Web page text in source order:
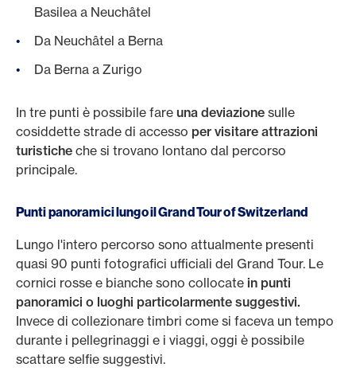
Basilea a Neuchâtel
Da Neuchâtel a Berna
Da Berna a Zurigo
In tre punti è possibile fare una deviazione sulle
cosiddette strade di accesso per visitare attrazioni
turistiche che si trovano lontano dal percorso
principale.
Punti panoramici lungo il Grand Tour of Switzerland
Lungo l'intero percorso sono attualmente presenti
quasi 90 punti fotografici ufficiali del Grand Tour. Le
cornici rosse e bianche sono collocate in punti
panoramici o luoghi particolarmente suggestivi.
Invece di collezionare timbri come si faceva un tempo
durante i pellegrinaggi e i viaggi, oggi è possibile
scattare selfie suggestivi.